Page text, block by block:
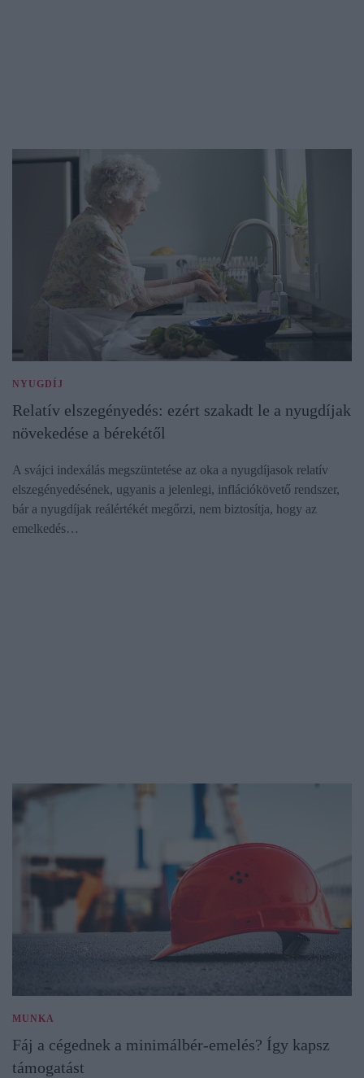
NYUGDÍJ
Relatív elszegényedés: ezért szakadt le a nyugdíjak
növekedése a bérekétől
A svájci indexálás megszüntetése az oka a nyugdíjasok relatív
elszegényedésének, ugyanis a jelenlegi, inflációkövető rendszer,
bár a nyugdíjak reálértékét megőrzi, nem biztosítja, hogy az
emelkedés…
MUNKA
Fáj a cégednek a minimálbér-emelés? Így kapsz
támogatást